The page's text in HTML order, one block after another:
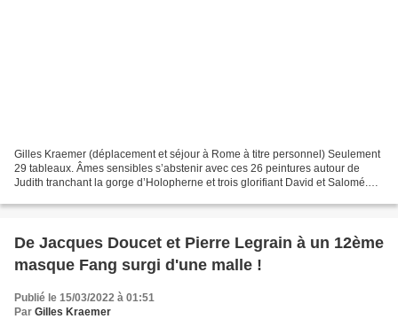
Gilles Kraemer (déplacement et séjour à Rome à titre personnel) Seulement
29 tableaux. Âmes sensibles s’abstenir avec ces 26 peintures autour de
Judith tranchant la gorge d’Holopherne et trois glorifiant David et Salomé.
De Jacques Doucet et Pierre Legrain à un 12ème
masque Fang surgi d'une malle !
Publié le 15/03/2022 à 01:51
Par Gilles Kraemer